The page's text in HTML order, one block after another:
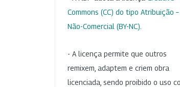
Commons (CC) do tipo Atribuição –
Não-Comercial (BY-NC)
- A licença permite que outros
remixem, adaptem e criem obra
licenciada, sendo proibido o uso